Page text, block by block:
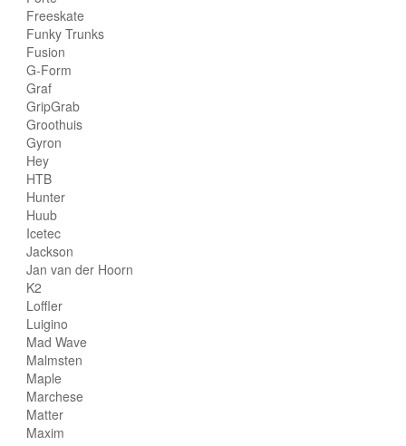
Freeskate
Funky Trunks
Fusion
G-Form
Graf
GripGrab
Groothuis
Gyron
Hey
HTB
Hunter
Huub
Icetec
Jackson
Jan van der Hoorn
K2
Loffler
Luigino
Mad Wave
Malmsten
Maple
Marchese
Matter
Maxim